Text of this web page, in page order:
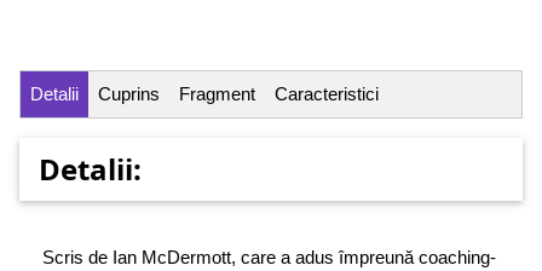
Detalii Cuprins Fragment Caracteristici
Detalii:
Scris de Ian McDermott, care a adus împreună coaching-